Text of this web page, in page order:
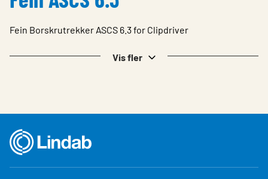
Fein Borskrutrekker ASCS 6.3 for Clipdriver
Vis fler